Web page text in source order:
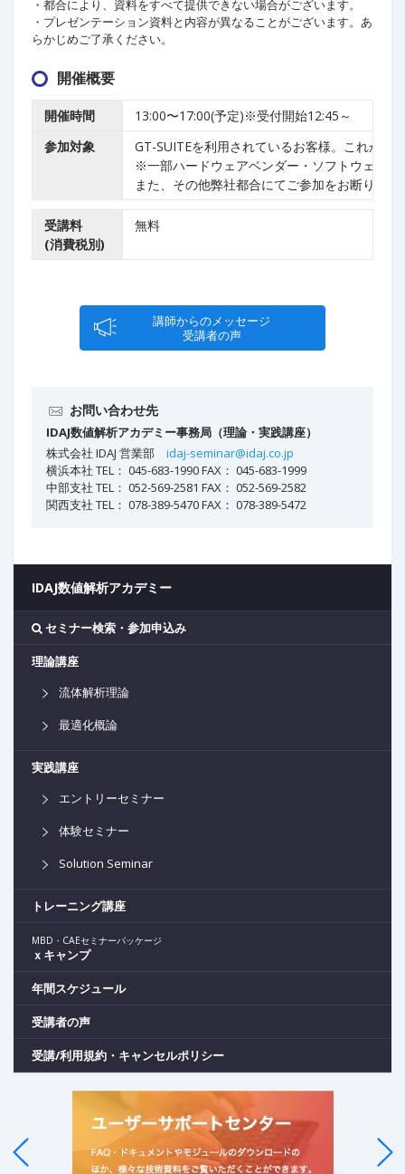
・都合により、資料をすべて提供できない場合がございます。
・プレゼンテーション資料と内容が異なることがございます。あ
らかじめご了承ください。
開催概要
開催時間
13:00〜17:00(予定)※受付開始12:45～
参加対象
GT-SUITEを利用されているお客様。これから
※一部ハードウェアベンダー・ソフトウェア
また、その他弊社都合にてご参加をお断りす
受講料
(消費税別)
無料
講師からのメッセージ
受講者の声
お問い合わせ先
IDAJ数値解析アカデミー事務局（理論・実践講座）
株式会社 IDAJ 営業部idaj-seminar@idaj.co.jp
横浜本社 TEL： 045-683-1990 FAX： 045-683-1999
中部支社 TEL： 052-569-2581 FAX： 052-569-2582
関西支社 TEL： 078-389-5470 FAX： 078-389-5472
IDAJ数値解析アカデミー
セミナー検索・参加申込み
理論講座
流体解析理論
最適化概論
実践講座
エントリーセミナー
体験セミナー
Solution Seminar
トレーニング講座
MBD・CAEセミナーパッケージ
ｘキャンプ
年間スケジュール
受講者の声
受講/利用規約・キャンセルポリシー